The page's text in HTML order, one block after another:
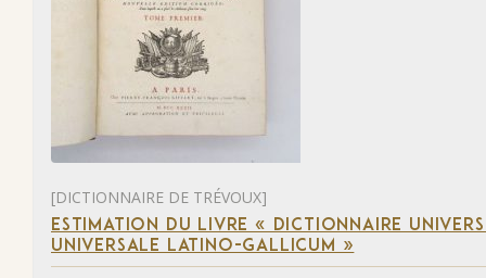
[DICTIONNAIRE DE TRÉVOUX]
ESTIMATION DU LIVRE « DICTIONNAIRE
UNIVERSALE LATINO-GALLICUM »